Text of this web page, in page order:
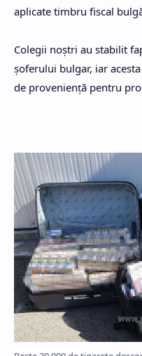
aplicate timbru fiscal
Colegii noștri au stabilit
șoferului bulgar, iar
de proveniență pentru